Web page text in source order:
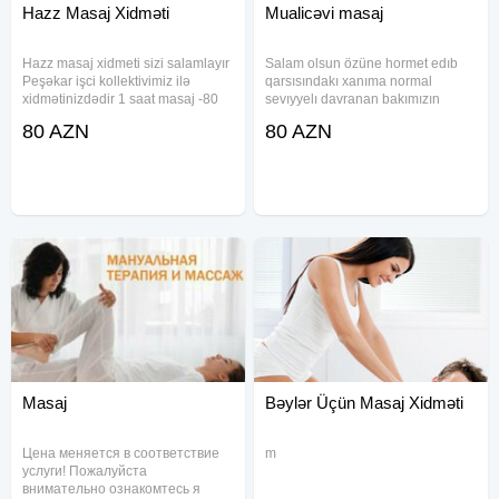
Hazz Masaj Xidməti
Hazz masaj xidmeti sizi salamlayır
Peşəkar işci kollektivimiz ilə
xidmətinizdədir 1 saat masaj -80
Classic masaj Sport masaj Relax
80 AZN
Mualicəvi masaj
Salam olsun özüne hormet edıb
qarsısındakı xanıma normal
sevıyyelı davranan bakımızın
80 AZN
Masaj
Цена меняется в соответствие
услуги! Пожалуйста
внимательно ознакомтесь я
Bəylər Üçün Masaj Xidməti
m